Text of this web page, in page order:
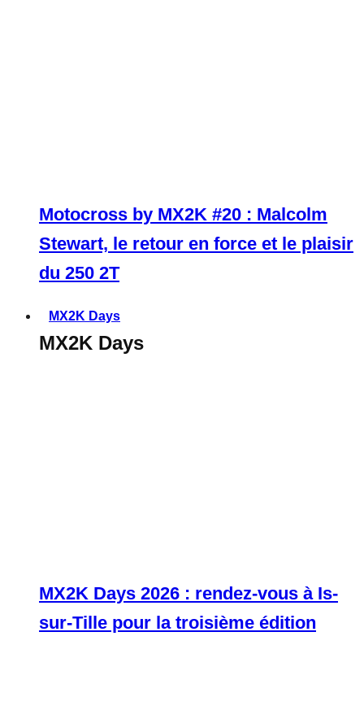
Motocross by MX2K #20 : Malcolm
Stewart, le retour en force et le plaisir
du 250 2T
MX2K Days
MX2K Days
MX2K Days 2026 : rendez-vous à Is-
sur-Tille pour la troisième édition